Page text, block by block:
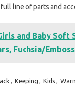
line of parts and
and Baby Soft
Fuchsia/
, Keeping , Kids ,